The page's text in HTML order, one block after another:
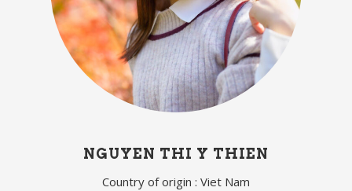
NGUYEN THI Y THIEN
Country of origin : Viet Nam